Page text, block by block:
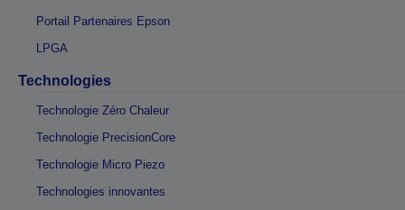
Portail Partenaires Epson
LPGA
Technologies
Technologie Zéro Chaleur
Technologie PrecisionCore
Technologie Micro Piezo
Technologies innovantes